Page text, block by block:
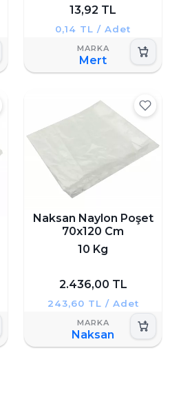
13,92 TL
0,14 TL / Adet
Mert
Naksan Naylon Poşet
70x120 Cm
10 Kg
2.436,00 TL
243,60 TL / Adet
Naksan